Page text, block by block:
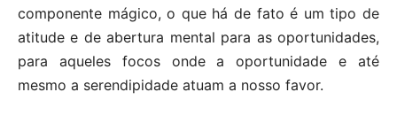
componente mágico, o que há de fato é um tipo de
atitude e de abertura mental para as oportunidades,
para aqueles focos onde a oportunidade e até
mesmo a serendipidade atuam a nosso favor.